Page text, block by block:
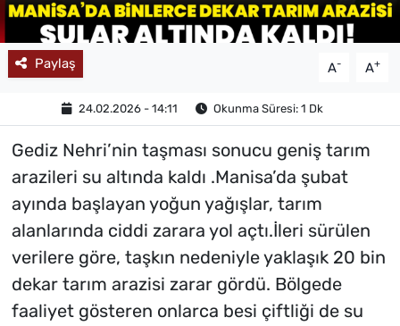
Paylaş A- A+
24.02.2026 - 14:11 Okunma Süresi: 1 Dk
Gediz Nehri’nin taşması sonucu geniş tarım
arazileri su altında kaldı .Manisa’da şubat
ayında başlayan yoğun yağışlar, tarım
alanlarında ciddi zarara yol açtı.İleri sürülen
verilere göre, taşkın nedeniyle yaklaşık 20 bin
dekar tarım arazisi zarar gördü. Bölgede
faaliyet gösteren onlarca besi çiftliği de su